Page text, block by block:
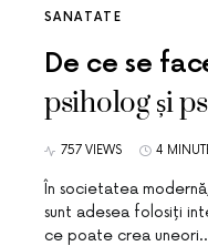
SANATATE
De ce se
psiholog și
757 VIEWS 4
În societatea
sunt adesea folosiți
ce poate crea